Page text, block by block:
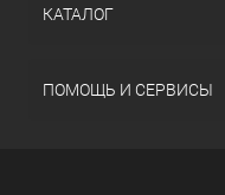
КАТАЛОГ
ПОМОЩЬ И СЕРВИСЫ